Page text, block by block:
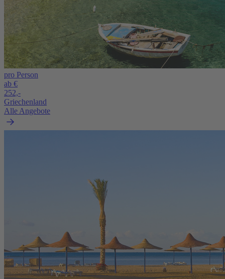
pro Person
ab €
252,-
Griechenland
Alle Angebote